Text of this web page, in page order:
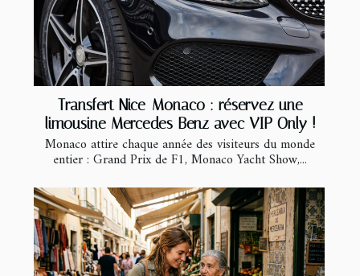
Transfert Nice-Monaco : réservez une
limousine Mercedes Benz avec VIP Only !
Monaco attire chaque année des visiteurs du monde
entier : Grand Prix de F1, Monaco Yacht Show,...